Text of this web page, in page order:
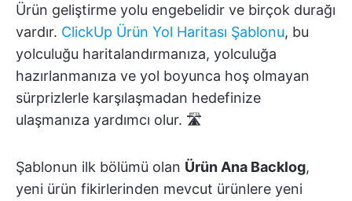
Ürün geliştirme yolu engebelidir ve birçok durağı
vardır. ClickUp Ürün Yol Haritası Şablonu, bu
yolculuğu haritalandırmanıza, yolculuğa
hazırlanmanıza ve yol boyunca hoş olmayan
sürprizlerle karşılaşmadan hedefinize
ulaşmanıza yardımcı olur. 🛣️
Şablonun ilk bölümü olan Ürün Ana Backlog,
yeni ürün fikirlerinden mevcut ürünlere yeni